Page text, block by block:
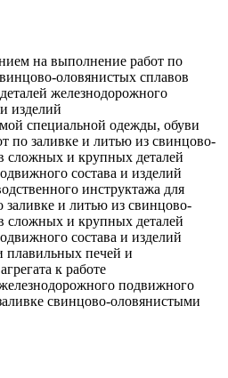
на выполнение работ по
оловянистых сплавов
железнодорожного
изделий
специальной одежды, обуви
по заливке и литью из свинцово-
сложных и крупных деталей
состава и изделий
инструктажа для
заливке и литью из свинцово-
сложных и крупных деталей
состава и изделий
плавильных печей и
к работе
подвижного
свинцово-оловянистыми